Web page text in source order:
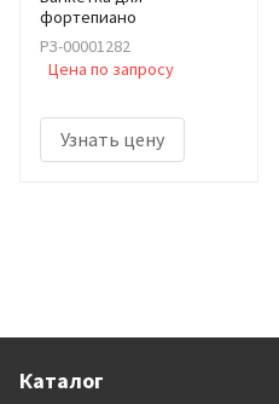
фортепиано
РЗ-00001282
Цена по запросу
Узнать цену
Каталог